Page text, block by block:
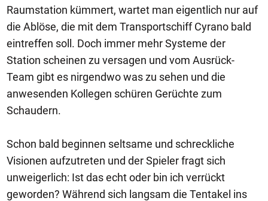
Raumstation kümmert, wartet man eigentlich nur auf
die Ablöse, die mit dem Transportschiff Cyrano bald
eintreffen soll. Doch immer mehr Systeme der
Station scheinen zu versagen und vom Ausrück-
Team gibt es nirgendwo was zu sehen und die
anwesenden Kollegen schüren Gerüchte zum
Schaudern.
Schon bald beginnen seltsame und schreckliche
Visionen aufzutreten und der Spieler fragt sich
unweigerlich: Ist das echt oder bin ich verrückt
geworden? Während sich langsam die Tentakel ins